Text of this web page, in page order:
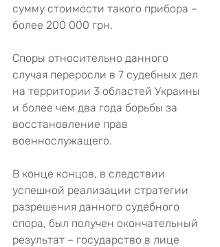
сумму стоимости такого прибора –
более 200 000 грн.
Споры относительно данного
случая переросли в 7 судебных дел
на территории 3 областей Украины
и более чем два года борьбы за
восстановление прав
военнослужащего.
В конце концов, в следствии
успешной реализации стратегии
разрешения данного судебного
спора, был получен окончательный
результат – государство в лице